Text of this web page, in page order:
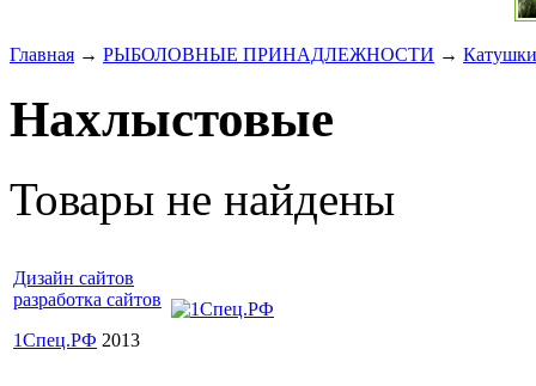
Главная → РЫБОЛОВНЫЕ ПРИНАДЛЕЖНОСТИ → Катушки
Нахлыстовые
Товары не найдены
Дизайн сайтов
разработка сайтов
1Спец.РФ 2013